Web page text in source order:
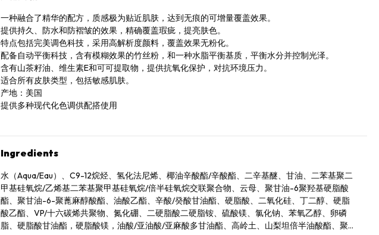
一种融合了精华的配方，质感极为贴近肌肤，达到无痕的可增量覆盖效果。
提供持久、防水和防褶皱的效果，精确覆盖瑕疵，提亮肤色。
特点包括完美调色科技，采用高解析度颜料，覆盖效果无粉化。
配备自动平衡科技，含有模糊效果的竹丝粉，和一种水脂平衡基质，平衡水分并控制光泽。
含有山茶籽油、维生素E和可可提取物，提供抗氧化保护，对抗环境压力。
适合所有皮肤类型，包括敏感肌肤。
产地：美国
提供多种现代化色调供配搭使用
Ingredients
水（Aqua/Eau）、C9-12烷烃、氢化法尼烯、椰油辛酸酯/辛酸酯、二辛基醚、甘油、二苯基聚二
甲基硅氧烷/乙烯基二苯基聚甲基硅氧烷/倍半硅氧烷交联聚合物、云母、聚甘油-6聚羟基硬脂酸
酯、聚甘油-6-聚蓖麻醇酸酯、油酸乙酯、辛酸/癸酸甘油酯、硬脂酸、二氧化硅、丁二醇、硬脂
酸乙酯、VP/十六碳烯共聚物、氮化硼、二硬脂酸二硬脂铵、硫酸镁、氯化钠、苯氧乙醇、卵磷
脂、硬脂酸甘油酯，硬脂酸镁，油酸/亚油酸/亚麻酸多甘油酯、高岭土、山梨坦倍半油酸酯、聚甘